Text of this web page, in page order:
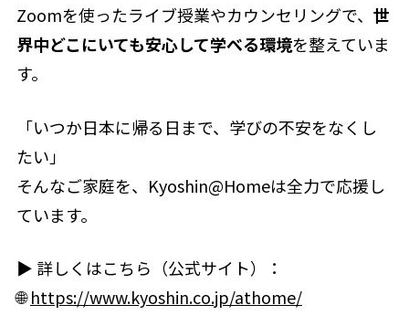
Zoomを使ったライブ授業やカウンセリングで、 世
界中どこにいても安心して学べる環境を整えていま
す。
「いつか日本に帰る日まで、学びの不安をなくし
たい」
そんなご家庭を、Kyoshin@Homeは全力で応援し
ています。
▶ 詳しくはこちら（公式サイト）：
🌐https://www.kyoshin.co.jp/athome/